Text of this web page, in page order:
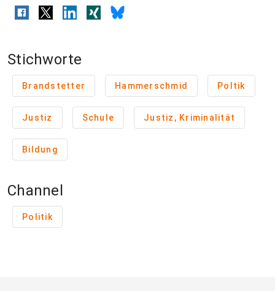
Stichworte
Brandstetter Hammerschmid Poltik
Justiz Schule Justiz, Kriminalität
Bildung
Channel
Politik